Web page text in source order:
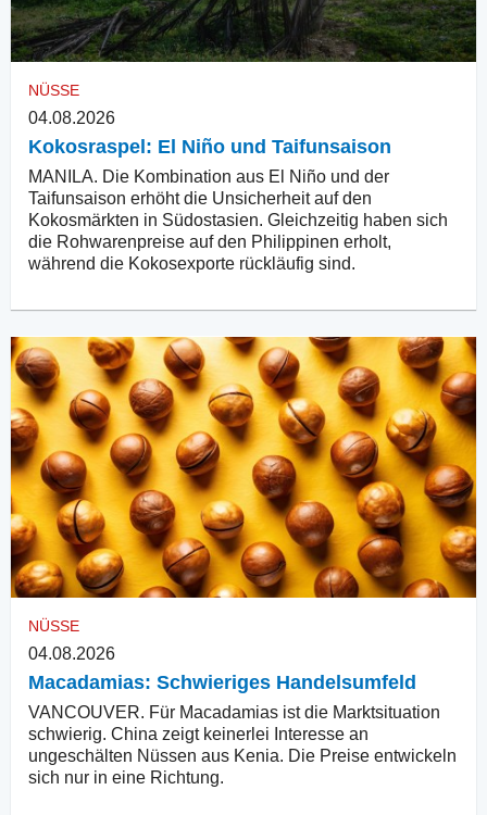
NÜSSE
04.08.2026
Kokosraspel: El Niño und Taifunsaison
MANILA. Die Kombination aus El Niño und der
Taifunsaison erhöht die Unsicherheit auf den
Kokosmärkten in Südostasien. Gleichzeitig haben sich
die Rohwarenpreise auf den Philippinen erholt,
während die Kokosexporte rückläufig sind.
NÜSSE
04.08.2026
Macadamias: Schwieriges Handelsumfeld
VANCOUVER. Für Macadamias ist die Marktsituation
schwierig. China zeigt keinerlei Interesse an
ungeschälten Nüssen aus Kenia. Die Preise entwickeln
sich nur in eine Richtung.